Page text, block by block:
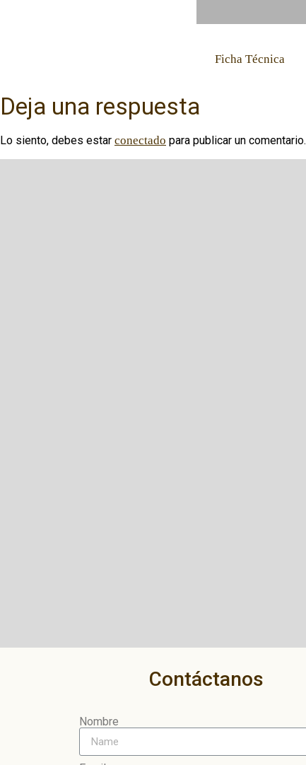
Ficha Técnica
Deja una respuesta
Lo siento, debes estar conectado para publicar un comentario.
Contáctanos
Nombre